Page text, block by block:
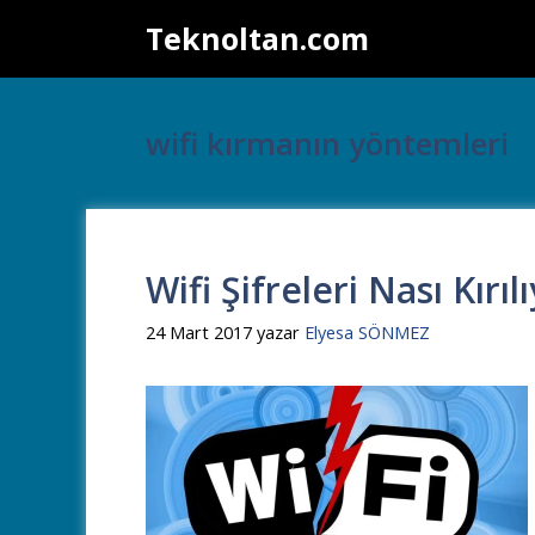
Teknoltan.com
wifi kırmanın yöntemleri
Wifi Şifreleri Nası
24 Mart 2017 yazar Elyesa SÖNMEZ